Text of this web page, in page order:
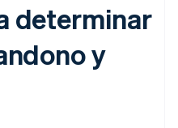
determinar
y